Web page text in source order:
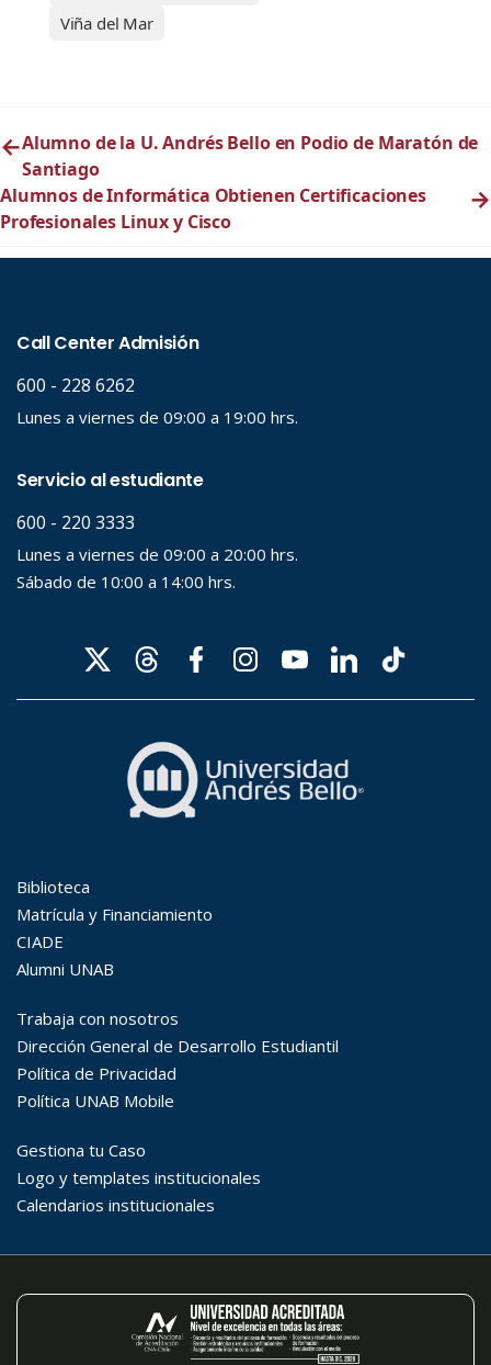
Viña del Mar
←Alumno de la U. Andrés Bello en Podio de Maratón de
Santiago
Alumnos de Informática Obtienen Certificaciones
Profesionales Linux y Cisco
→